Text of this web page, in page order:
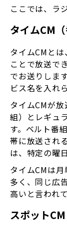
ここでは、ラ
タイムCM（
タイムCMと
ことで放送で
でお送りしま
ビス名を入れ
タイムCMが
組）とレギュ
す。ベルト番
帯に放送され
は、特定の曜
タイムCMは
多く、同じ広
高いと言われ
スポットCM